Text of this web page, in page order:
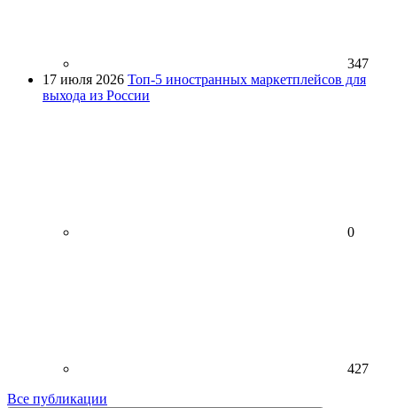
347
17 июля 2026 Топ-5 иностранных маркетплейсов для
выхода из России
0
427
Все публикации